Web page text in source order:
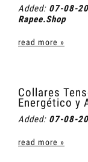
Added: 07-08-
Rapee.Shop
read more »
Collares
Energético y
Added: 07-08-
read more »